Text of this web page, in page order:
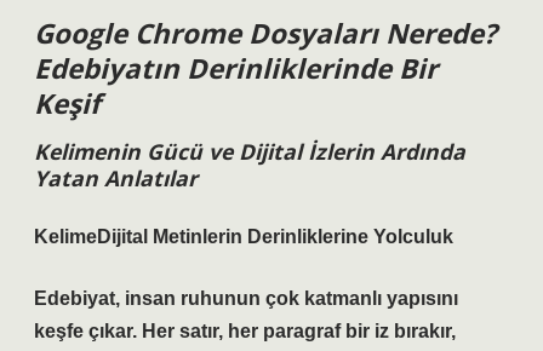
Google Chrome Dosyaları Nerede?
Edebiyatın Derinliklerinde Bir
Keşif
Kelimenin Gücü ve Dijital İzlerin Ardında
Yatan Anlatılar
KelimeDijital Metinlerin Derinliklerine Yolculuk
Edebiyat, insan ruhunun çok katmanlı yapısını
keşfe çıkar. Her satır, her paragraf bir iz bırakır,